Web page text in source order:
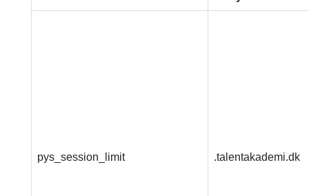
pys_session_limit .talentakademi.dk